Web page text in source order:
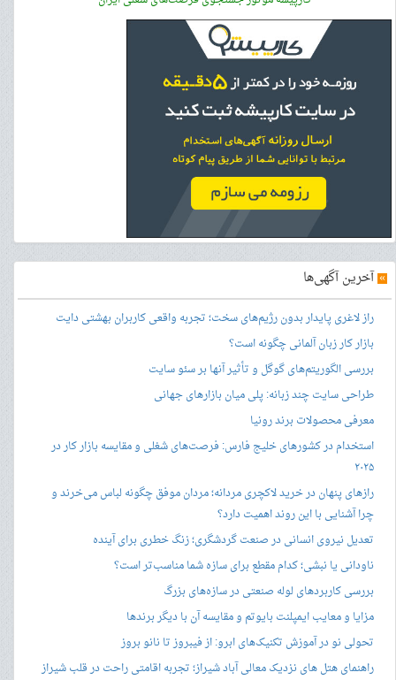
»آخرین آگهی‌ها
راز لاغری پایدار بدون رژیم‌های سخت؛ تجربه واقعی کاربران بهشتی دایت
بازار کار زبان آلمانی چگونه است؟
بررسی الگوریتم‌های گوگل و تأثیر آنها بر سئو سایت
طراحی سایت چند زبانه: پلی میان بازارهای جهانی
معرفی محصولات برند رونیا
استخدام در کشورهای خلیج فارس: فرصت‌های شغلی و مقایسه بازار کار در
۲۰۲۵
رازهای پنهان در خرید لاکچری مردانه؛ مردان موفق چگونه لباس می‌خرند و
چرا آشنایی با این روند اهمیت دارد؟
تعدیل نیروی انسانی در صنعت گردشگری؛ زنگ خطری برای آینده
ناودانی یا نبشی؛ کدام مقطع برای سازه شما مناسب‌تر است؟
بررسی کاربردهای لوله صنعتی در سازه‌های بزرگ
مزایا و معایب ایمپلنت بایوتم و مقایسه آن با دیگر برندها
تحولی نو در آموزش تکنیک‌های ابرو: از فیبروز تا نانو بروز
راهنمای هتل های نزدیک معالی آباد شیراز؛ تجربه اقامتی راحت در قلب شیراز